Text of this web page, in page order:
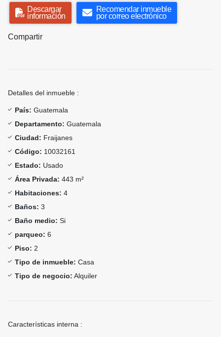
Descargar
información
Recomendar inmueble
por correo electrónico
Compartir
Detalles del inmueble :
País: Guatemala
Departamento: Guatemala
Ciudad: Fraijanes
Código: 10032161
Estado: Usado
Área Privada: 443 m²
Habitaciones: 4
Baños: 3
Baño medio: Si
parqueo: 6
Piso: 2
Tipo de inmueble: Casa
Tipo de negocio: Alquiler
Características interna :